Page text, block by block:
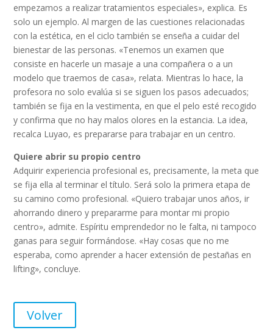
empezamos a realizar tratamientos especiales», explica. Es
solo un ejemplo. Al margen de las cuestiones relacionadas
con la estética, en el ciclo también se enseña a cuidar del
bienestar de las personas. «Tenemos un examen que
consiste en hacerle un masaje a una compañera o a un
modelo que traemos de casa», relata. Mientras lo hace, la
profesora no solo evalúa si se siguen los pasos adecuados;
también se fija en la vestimenta, en que el pelo esté recogido
y confirma que no hay malos olores en la estancia. La idea,
recalca Luyao, es prepararse para trabajar en un centro.
Quiere abrir su propio centro
Adquirir experiencia profesional es, precisamente, la meta que
se fija ella al terminar el título. Será solo la primera etapa de
su camino como profesional. «Quiero trabajar unos años, ir
ahorrando dinero y prepararme para montar mi propio
centro», admite. Espíritu emprendedor no le falta, ni tampoco
ganas para seguir formándose. «Hay cosas que no me
esperaba, como aprender a hacer extensión de pestañas en
lifting», concluye.
Volver